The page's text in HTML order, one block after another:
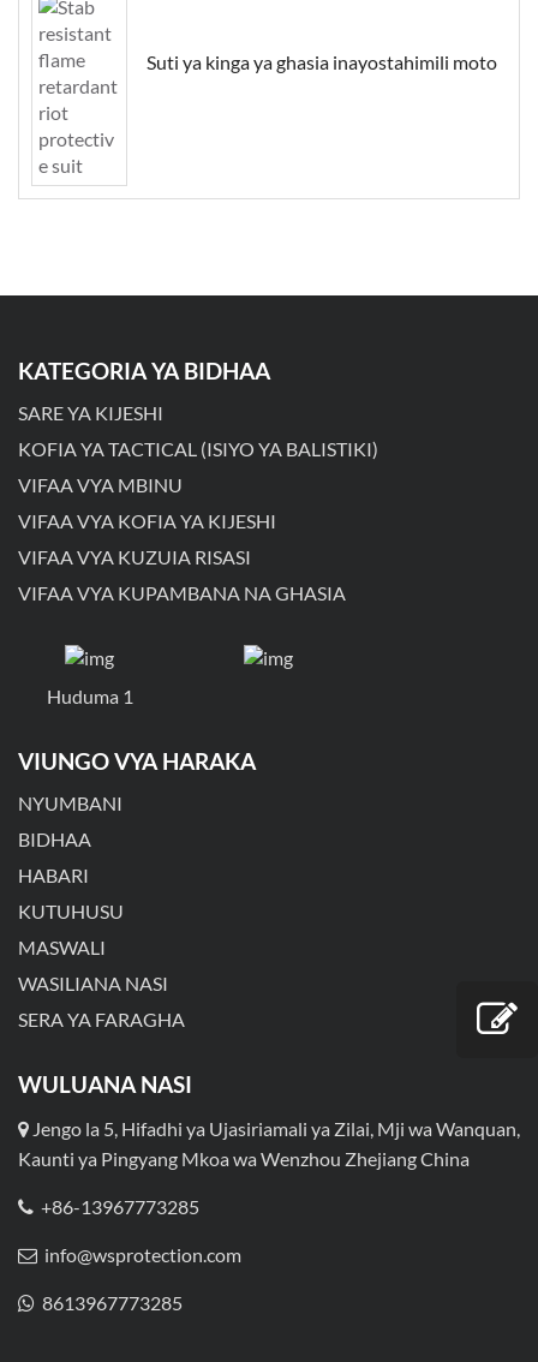
Suti ya kinga ya ghasia inayostahimili moto
KATEGORIA YA BIDHAA
SARE YA KIJESHI
KOFIA YA TACTICAL (ISIYO YA BALISTIKI)
VIFAA VYA MBINU
VIFAA VYA KOFIA YA KIJESHI
VIFAA VYA KUZUIA RISASI
VIFAA VYA KUPAMBANA NA GHASIA
Huduma 1
VIUNGO VYA HARAKA
NYUMBANI
BIDHAA
HABARI
KUTUHUSU
MASWALI
WASILIANA NASI
SERA YA FARAGHA
WULUANA NASI
Jengo la 5, Hifadhi ya Ujasiriamali ya Zilai, Mji wa Wanquan,
Kaunti ya Pingyang Mkoa wa Wenzhou Zhejiang China
+86-13967773285
info@wsprotection.com
8613967773285